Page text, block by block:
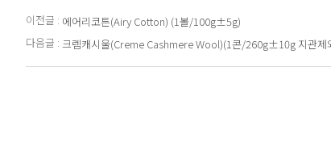
이전글 : 에어리코튼(Airy Cotton) (1볼/100g±5g)
다음글 : 크렘캐시울(Creme Cashmere Wool)(1콘/260g±10g 지관제